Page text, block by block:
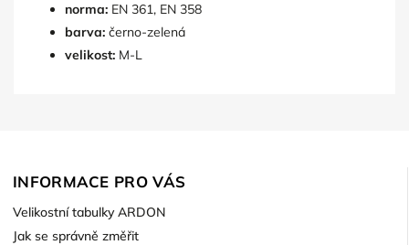
norma: EN 361, EN 358
barva: černo-zelená
velikost: M-L
INFORMACE PRO VÁS
Velikostní tabulky ARDON
Jak se správně změřit